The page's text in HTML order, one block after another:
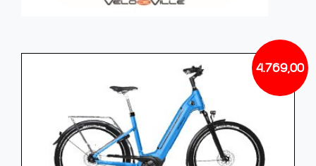
4.769,00